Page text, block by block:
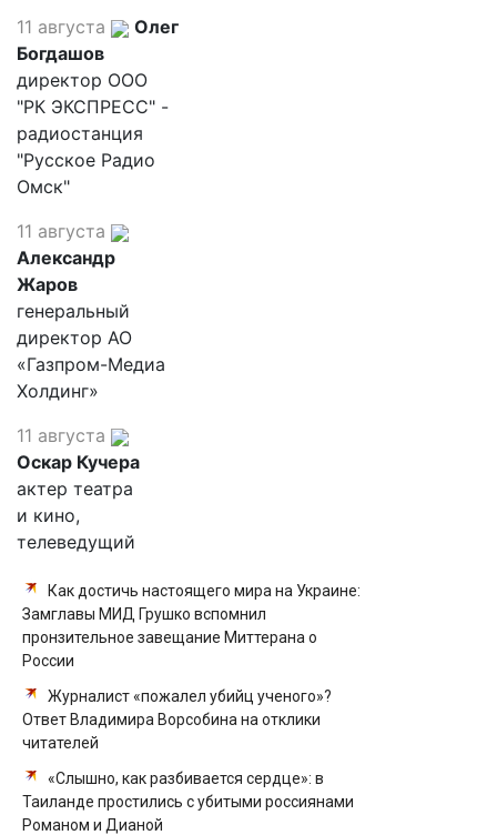
11 августа
Олег
Богдашов
директор ООО
"РК ЭКСПРЕСС" -
радиостанция
"Русское Радио
Омск"
11 августа
Александр
Жаров
генеральный
директор АО
«Газпром-Медиа
Холдинг»
11 августа
Оскар Кучера
актер театра
и кино,
телеведущий
Как достичь настоящего мира на Украине:
Замглавы МИД Грушко вспомнил
пронзительное завещание Миттерана о
России
Журналист «пожалел убийц ученого»?
Ответ Владимира Ворсобина на отклики
читателей
«Слышно, как разбивается сердце»: в
Таиланде простились с убитыми россиянами
Романом и Дианой